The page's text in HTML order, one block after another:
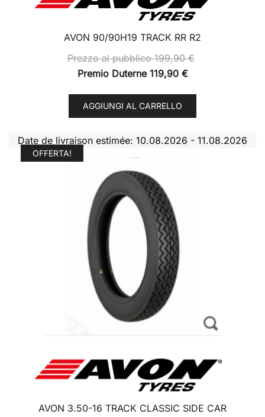
AVON 90/90H19 TRACK RR R2
Prezzo al pubblico199,90€
Premio Duterne 119,90 €
AGGIUNGI AL CARRELLO
Date de livraison estimée: 10.08.2026 - 11.08.2026
OFFERTA!
AVON 3.50-16 TRACK CLASSIC SIDE CAR